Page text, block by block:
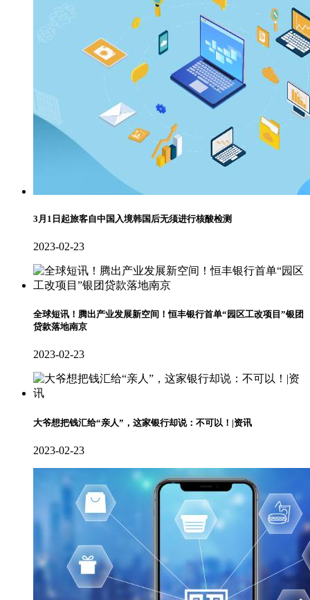
3月1日起旅客自中国入境韩国后无须进行核酸检测
2023-02-23
全球短讯！腾出产业发展新空间！恒丰银行首单“园区工改项目”银团
贷款落地南京
2023-02-23
大爷想把钱汇给“亲人”，这家银行却说：不可以！|资讯
2023-02-23